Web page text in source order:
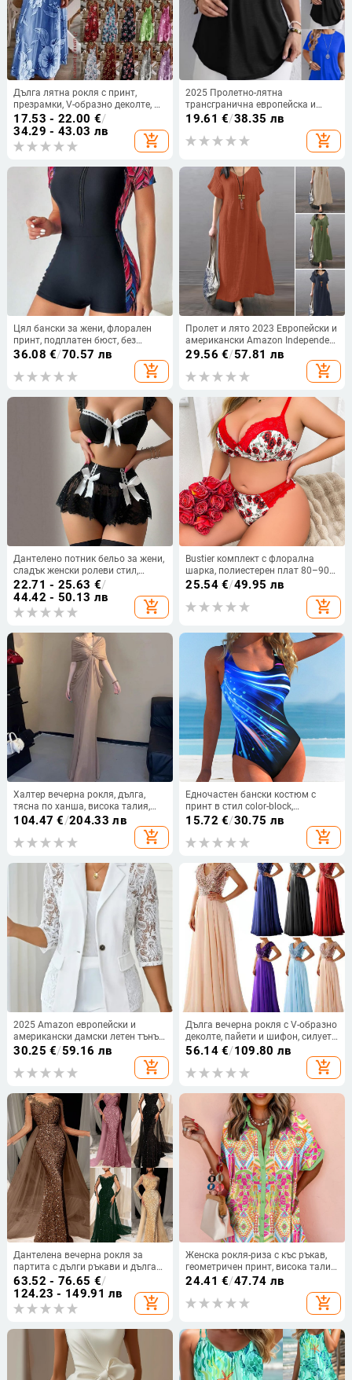
Дълга лятна рокля с принт,
презрамки, V-образно деколте, А-
линия, без ръкав, талия средна;
материя памук-смес и полиестер
17.53 - 22.00 €/
34.29 - 43.03 лв
add_shopping_cart
2025 Пролетно-лятна
трансгранична европейска и
американска Amazon Wish Export
Нова пролетно-лятна тениска с
чист цвят и елегантни копчета за
19.61 €/38.35 лв
add_shopping_cart
Цял бански за жени, флорален
принт, подплатен бюст, без
банели, нейлонова материя
36.08 €/70.57 лв
add_shopping_cart
Пролет и лято 2023 Европейски и
американски Amazon Independent
Station ebay Памучна и ленена
широка ежедневна едноцветна
рокля с джобове Дамско облекло
29.56 €/57.81 лв
add_shopping_cart
Дантелено потник бельо за жени,
сладък женски ролеви стил,
полиестер 90–95%, униформен
стил, Enjoy Love, лятно издание
2025
22.71 - 25.63 €/
44.42 - 50.13 лв
add_shopping_cart
Bustier комплект с флорална
шарка, полиестерен плат 80–90%
съдържание, Three-Point Style
Gather, пускане през лятото на
2025 г.
25.54€/49.95 лв
add_shopping_cart
Халтер вечерна рокля, дълга,
тясна по ханша, висока талия,
къси ръкави, полиестер
104.47 €/204.33 лв
add_shopping_cart
Едночастен бански костюм с
принт в стил color-block,
полиестер/еластан 82%/18%, 210
15.72 €/30.75 лв
add_shopping_cart
2025 Amazon европейски и
американски дамски летен тънък
полу-снадан дантелен блейзър с
30.25 €/59.16 лв
add_shopping_cart
Дълга вечерна рокля с V-образно
деколте, пайети и шифон, силует
А-образен, висока талия
56.14€/109.80 лв
add_shopping_cart
Дантелена вечерна рокля за
партита с дълги ръкави и дълга
пола, дълбоко V-образно деколте,
полиестер-еластанова материя
63.52 - 76.65 €/
124.23 - 149.91 лв
add_shopping_cart
Женска рокля-риза с къс ръкав,
геометричен принт, висока талия,
А‑образна пола, лапел яка,
24.41 €/47.74 лв
add_shopping_cart